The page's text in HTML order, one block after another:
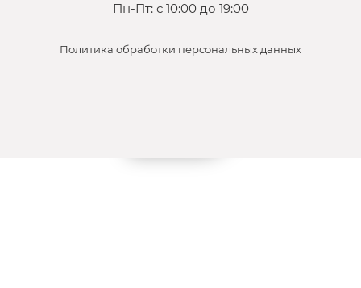
Пн-Пт: с 10:00 до 19:00
Политика обработки персональных данных